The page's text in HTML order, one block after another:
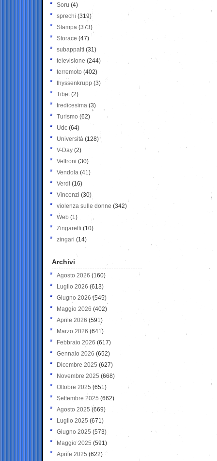
Soru (4)
sprechi (319)
Stampa (373)
Storace (47)
subappalti (31)
televisione(244)
terremoto (402)
thyssenkrupp (3)
Tibet(2)
tredicesima (3)
Turismo (62)
Udc (64)
Università (128)
V-Day (2)
Veltroni (30)
Vendola (41)
Verdi (16)
Vincenzi (30)
violenza sulle donne (342)
Web (1)
Zingaretti (10)
zingari (14)
Archivi
Agosto 2026 (160)
Luglio 2026 (613)
Giugno 2026 (545)
Maggio 2026 (402)
Aprile 2026 (591)
Marzo 2026 (641)
Febbraio 2026 (617)
Gennaio 2026 (652)
Dicembre 2025 (627)
Novembre 2025 (668)
Ottobre 2025 (651)
Settembre 2025 (662)
Agosto 2025 (669)
Luglio 2025 (671)
Giugno 2025 (573)
Maggio 2025 (591)
Aprile 2025 (622)